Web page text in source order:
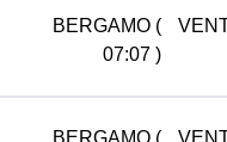
BERGAMO (
07:07 )
BERGAMO (